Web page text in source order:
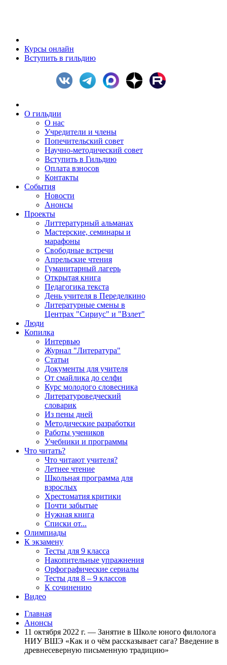
Курсы онлайн
Вступить в гильдию
О гильдии
О нас
Учредители и члены
Попечительский совет
Научно-методический совет
Вступить в Гильдию
Оплата взносов
Контакты
События
Новости
Анонсы
Проекты
Литтературный альманах
Мастерские, семинары и
марафоны
Свободные встречи
Апрельские чтения
Гуманитарный лагерь
Открытая книга
Педагогика текста
День учителя в Переделкино
Литературные смены в
Центрах "Сириус" и "Взлет"
Люди
Копилка
Интервью
Журнал "Литература"
Статьи
Документы для учителя
От смайлика до селфи
Курс молодого словесника
Литературоведческий
словарик
Из пены дней
Методические разработки
Работы учеников
Учебники и программы
Что читать?
Что читают учителя?
Летнее чтение
Школьная программа для
взрослых
Хрестоматия критики
Почти забытые
Нужная книга
Списки от...
Олимпиады
К экзамену
Тесты для 9 класса
Накопительные упражнения
Орфографические сериалы
Тесты для 8 – 9 классов
К сочинению
Видео
Главная
Анонсы
11 октября 2022 г. — Занятие в Школе юного филолога
НИУ ВШЭ «Как и о чём рассказывает сага? Введение в
древнесеверную письменную традицию»